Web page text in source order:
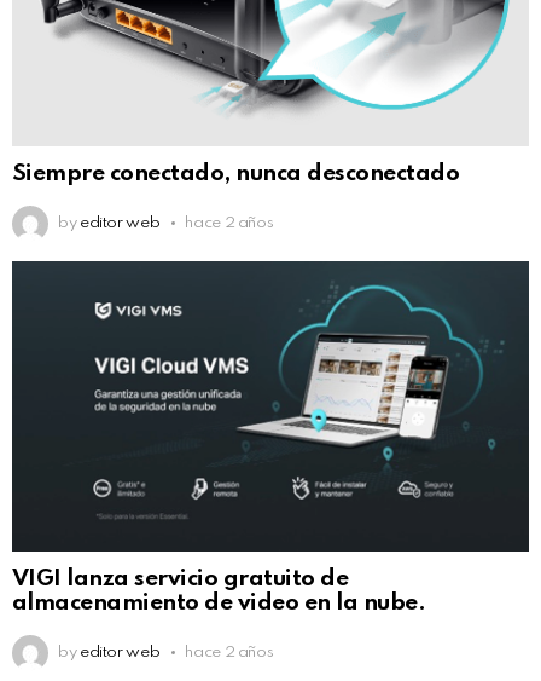
Siempre conectado, nunca desconectado
by editor web hace 2 años
VIGI lanza servicio gratuito de
almacenamiento de video en la nube.
by editor web hace 2 años